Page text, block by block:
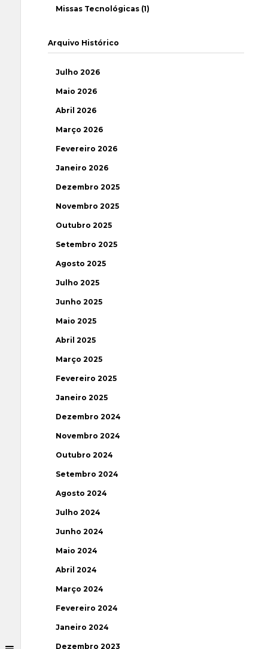
Missas Tecnológicas (1)
Arquivo Histórico
Julho 2026
Maio 2026
Abril 2026
Março 2026
Fevereiro 2026
Janeiro 2026
Dezembro 2025
Novembro 2025
Outubro 2025
Setembro 2025
Agosto 2025
Julho 2025
Junho 2025
Maio 2025
Abril 2025
Março 2025
Fevereiro 2025
Janeiro 2025
Dezembro 2024
Novembro 2024
Outubro 2024
Setembro 2024
Agosto 2024
Julho 2024
Junho 2024
Maio 2024
Abril 2024
Março 2024
Fevereiro 2024
Janeiro 2024
Dezembro 2023